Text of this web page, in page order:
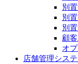
別
別
別
顧
オ
店舗管理シス